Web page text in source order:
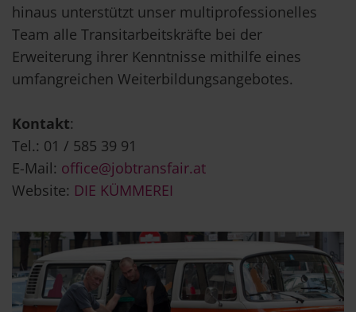
hinaus unterstützt unser multiprofessionelles
Team alle Transitarbeitskräfte bei der
Erweiterung ihrer Kenntnisse mithilfe eines
umfangreichen Weiterbildungsangebotes.
Kontakt:
Tel.: 01 / 585 39 91
E-Mail: office@jobtransfair.at
Website: DIE KÜMMEREI